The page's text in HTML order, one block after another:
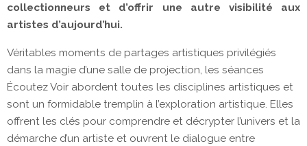
collectionneurs et d’offrir une autre visibilité aux
artistes d’aujourd’hui.
Véritables moments de partages artistiques privilégiés
dans la magie d’une salle de projection, les séances
Écoutez Voir abordent toutes les disciplines artistiques et
sont un formidable tremplin à l’exploration artistique. Elles
offrent les clés pour comprendre et décrypter l’univers et la
démarche d’un artiste et ouvrent le dialogue entre